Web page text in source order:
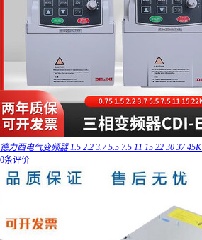
德力西电气变频器 1.5 2.2 3.7 5.5 7.5 11 15 22 30 37
0条评价